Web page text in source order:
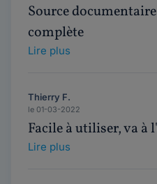
Source
complète
Lire plus
Thierry F.
le 01-03-2022
Facile à utiliser, va à
Lire plus